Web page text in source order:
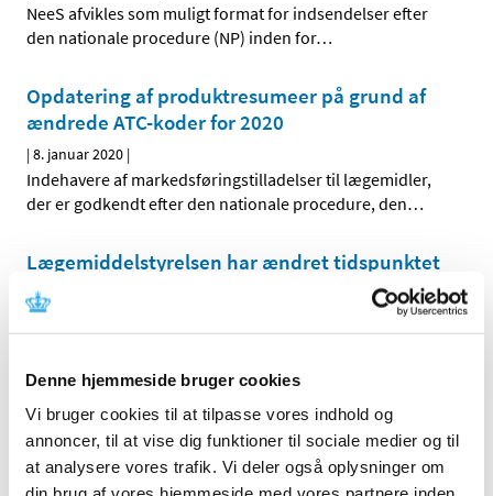
Denne hjemmeside bruger cookies
Vi bruger cookies til at tilpasse vores indhold og
annoncer, til at vise dig funktioner til sociale medier og til
at analysere vores trafik. Vi deler også oplysninger om
NeeS afvikles som muligt format for indsendelser efter
den nationale procedure (NP) inden for…
Opdatering af produktresumeer på grund af
ændrede ATC-koder for 2020
|8. januar 2020 |
Indehavere af markedsføringstilladelser til lægemidler,
der er godkendt efter den nationale procedure, den…
Lægemiddelstyrelsen har ændret tidspunktet
for 'implementering af en variation'
’implementering af en variation’ som det tidspunkt,
Opdatering af produktresumeer på grund af
ændrede ATC-koder for 2021
|11. januar 2021|